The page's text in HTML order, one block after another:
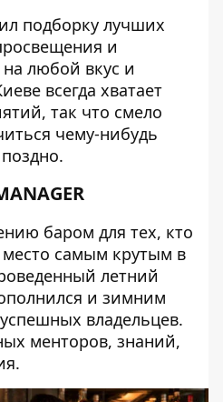
подборку лучших
и
любой вкус и
всегда хватает
так что смело
чему-нибудь
баром для тех, кто
место самым крутым в
летний
и зимним
владельцев.
менторов, знаний,